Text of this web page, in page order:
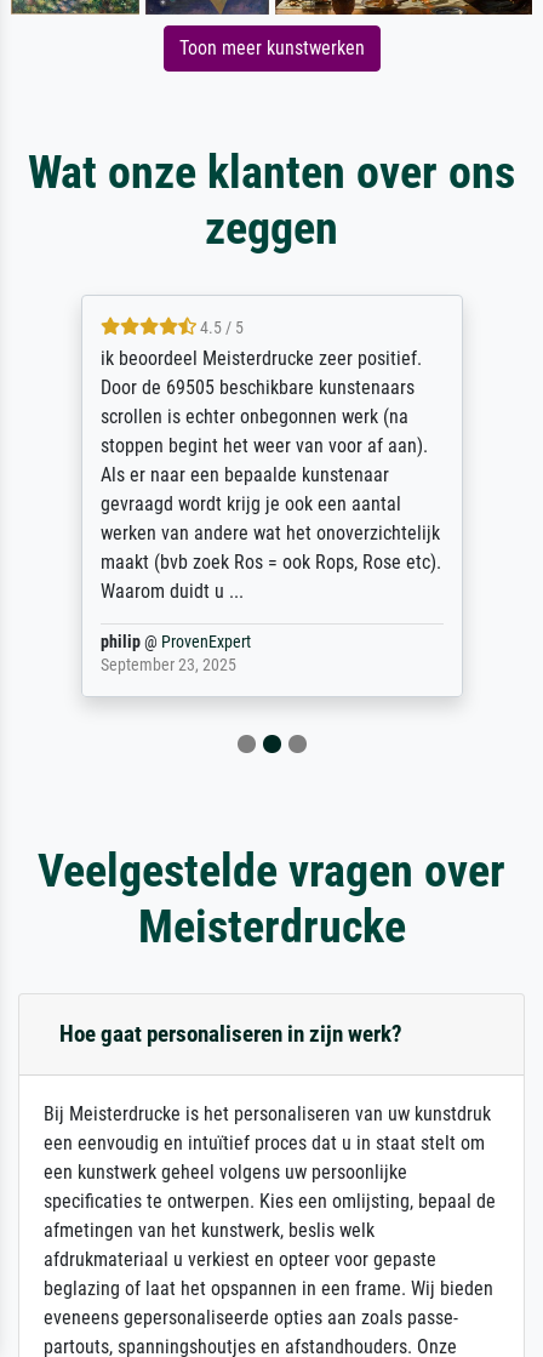
Toon meer kunstwerken
Wat onze klanten over ons
zeggen
4.5 / 5
ik beoordeel Meisterdrucke zeer positief.
Door de 69505 beschikbare kunstenaars
scrollen is echter onbegonnen werk (na
stoppen begint het weer van voor af aan).
Als er naar een bepaalde kunstenaar
gevraagd wordt krijg je ook een aantal
werken van andere wat het onoverzichtelijk
maakt (bvb zoek Ros = ook Rops, Rose etc).
Waarom duidt u ...
philip@ ProvenExpert
September 23, 2025
Veelgestelde vragen over
Meisterdrucke
Hoe gaat personaliseren in zijn werk?
Bij Meisterdrucke is het personaliseren van uw kunstdruk
een eenvoudig en intuïtief proces dat u in staat stelt om
een kunstwerk geheel volgens uw persoonlijke
specificaties te ontwerpen. Kies een omlijsting, bepaal de
afmetingen van het kunstwerk, beslis welk
afdrukmateriaal u verkiest en opteer voor gepaste
beglazing of laat het opspannen in een frame. Wij bieden
eveneens gepersonaliseerde opties aan zoals passe-
partouts, spanningshoutjes en afstandhouders. Onze